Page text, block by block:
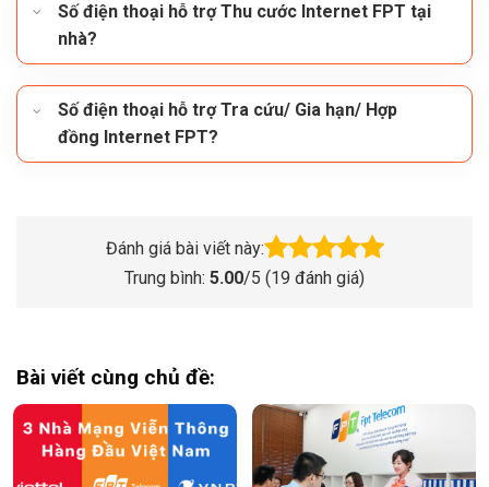
Số điện thoại hỗ trợ Thu cước Internet FPT tại
nhà?
Số điện thoại hỗ trợ Tra cứu/ Gia hạn/ Hợp
đồng Internet FPT?
Đánh giá bài viết này:
Trung bình: 5.00/5 (19 đánh giá)
Bài viết cùng chủ đề: